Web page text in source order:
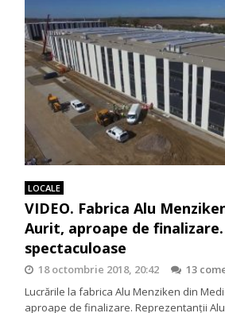
LOCALE
VIDEO. Fabrica Alu
Aurit, aproape de
spectaculoase
18 octombrie 2018, 20:42
13
Lucrările la fabrica Alu Menziken din
aproape de finalizare. Reprezentanții